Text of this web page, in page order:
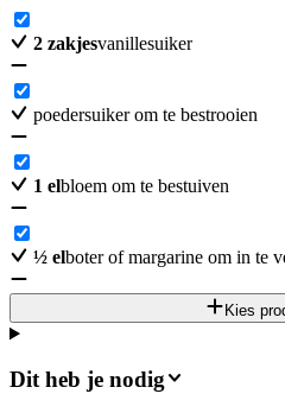
2 zakjesvanillesuiker
poedersuiker om te bestrooien
1 elbloem om te bestuiven
½ elboter of margarine om in te
Kies
Dit heb je nodig